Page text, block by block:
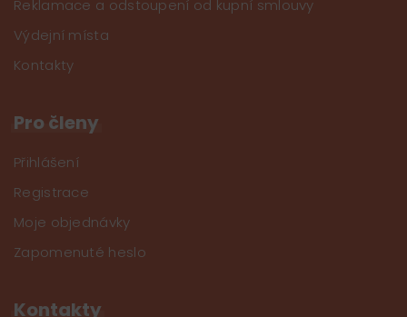
Reklamace a odstoupení od kupní smlouvy
Výdejní místa
Kontakty
Pro členy
Přihlášení
Registrace
Moje objednávky
Zapomenuté heslo
Kontakty